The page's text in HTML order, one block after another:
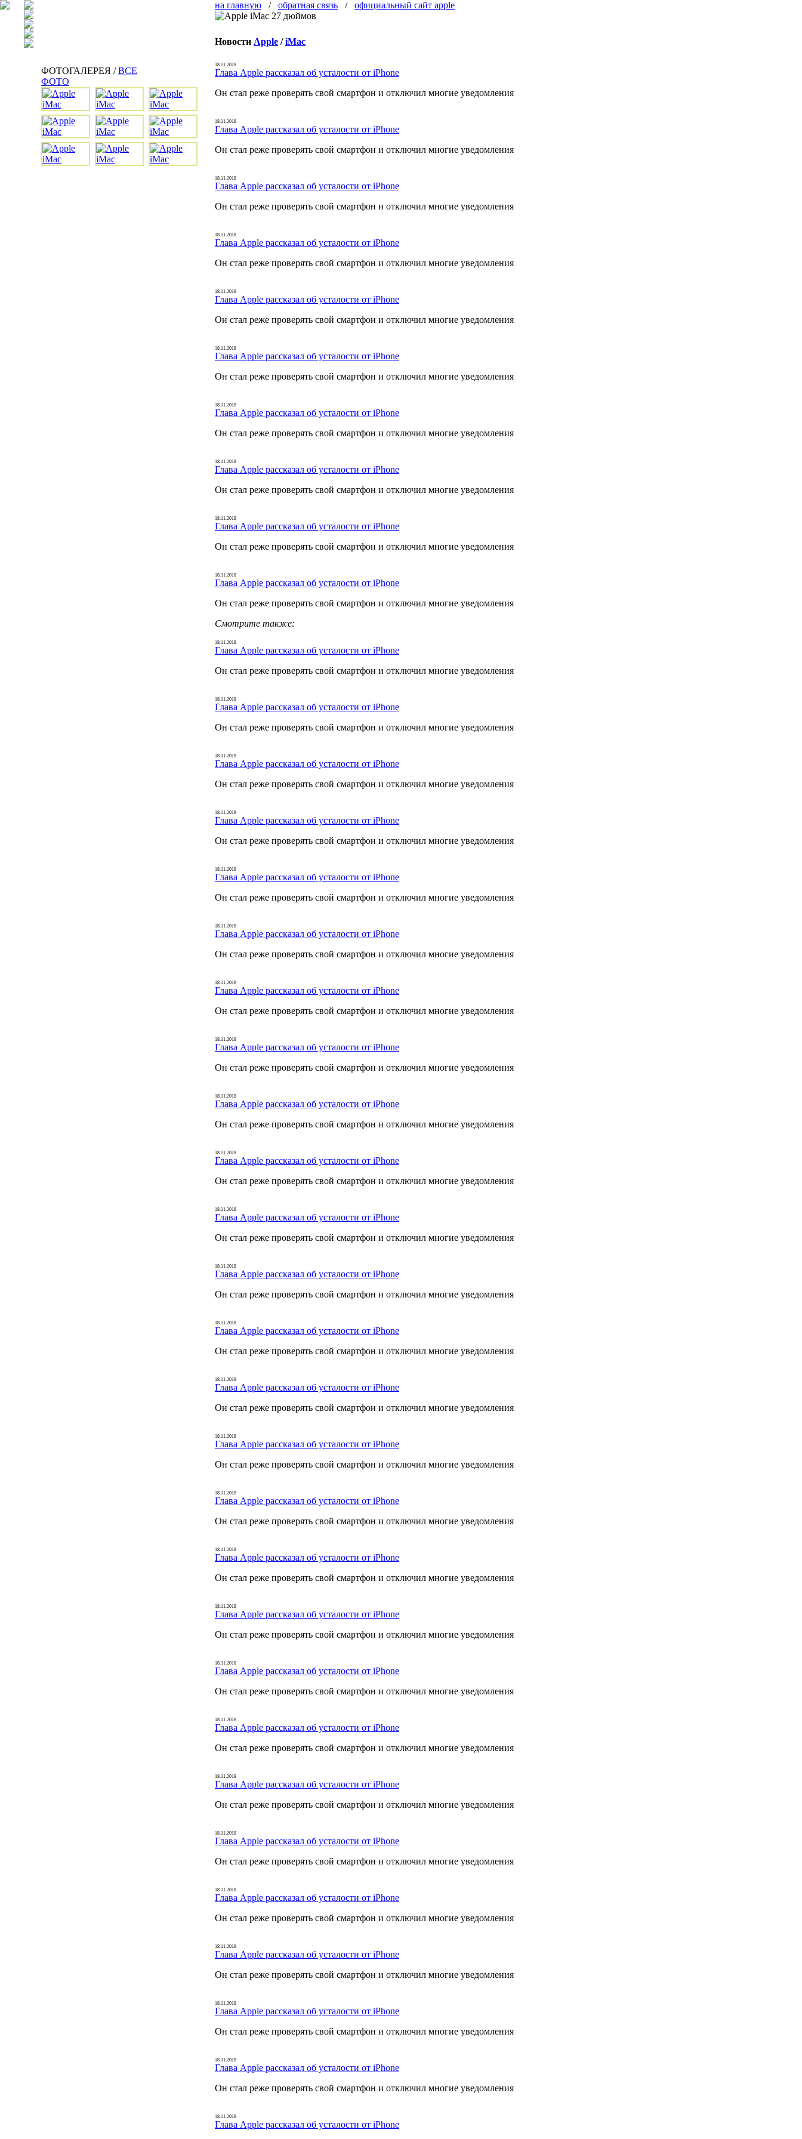
ФОТОГАЛЕРЕЯ /ВСЕ
ФОТО
на главную / обратная связь / официальный сайт apple
Новости Apple /iMac
18.11.2018
Глава Apple рассказал об усталости от iPhone
Он стал реже проверять свой смартфон и отключил многие уведомления
18.11.2018
Глава Apple рассказал об усталости от iPhone
Он стал реже проверять свой смартфон и отключил многие уведомления
18.11.2018
Глава Apple рассказал об усталости от iPhone
Он стал реже проверять свой смартфон и отключил многие уведомления
18.11.2018
Глава Apple рассказал об усталости от iPhone
Он стал реже проверять свой смартфон и отключил многие уведомления
18.11.2018
Глава Apple рассказал об усталости от iPhone
Он стал реже проверять свой смартфон и отключил многие уведомления
18.11.2018
Глава Apple рассказал об усталости от iPhone
Он стал реже проверять свой смартфон и отключил многие уведомления
18.11.2018
Глава Apple рассказал об усталости от iPhone
Он стал реже проверять свой смартфон и отключил многие уведомления
18.11.2018
Глава Apple рассказал об усталости от iPhone
Он стал реже проверять свой смартфон и отключил многие уведомления
18.11.2018
Глава Apple рассказал об усталости от iPhone
Он стал реже проверять свой смартфон и отключил многие уведомления
18.11.2018
Глава Apple рассказал об усталости от iPhone
Он стал реже проверять свой смартфон и отключил многие уведомления
Смотрите также:
18.11.2018
Глава Apple рассказал об усталости от iPhone
Он стал реже проверять свой смартфон и отключил многие уведомления
18.11.2018
Глава Apple рассказал об усталости от iPhone
Он стал реже проверять свой смартфон и отключил многие уведомления
18.11.2018
Глава Apple рассказал об усталости от iPhone
Он стал реже проверять свой смартфон и отключил многие уведомления
18.11.2018
Глава Apple рассказал об усталости от iPhone
Он стал реже проверять свой смартфон и отключил многие уведомления
18.11.2018
Глава Apple рассказал об усталости от iPhone
Он стал реже проверять свой смартфон и отключил многие уведомления
18.11.2018
Глава Apple рассказал об усталости от iPhone
Он стал реже проверять свой смартфон и отключил многие уведомления
18.11.2018
Глава Apple рассказал об усталости от iPhone
Он стал реже проверять свой смартфон и отключил многие уведомления
18.11.2018
Глава Apple рассказал об усталости от iPhone
Он стал реже проверять свой смартфон и отключил многие уведомления
18.11.2018
Глава Apple рассказал об усталости от iPhone
Он стал реже проверять свой смартфон и отключил многие уведомления
18.11.2018
Глава Apple рассказал об усталости от iPhone
Он стал реже проверять свой смартфон и отключил многие уведомления
18.11.2018
Глава Apple рассказал об усталости от iPhone
Он стал реже проверять свой смартфон и отключил многие уведомления
18.11.2018
Глава Apple рассказал об усталости от iPhone
Он стал реже проверять свой смартфон и отключил многие уведомления
18.11.2018
Глава Apple рассказал об усталости от iPhone
Он стал реже проверять свой смартфон и отключил многие уведомления
18.11.2018
Глава Apple рассказал об усталости от iPhone
Он стал реже проверять свой смартфон и отключил многие уведомления
18.11.2018
Глава Apple рассказал об усталости от iPhone
Он стал реже проверять свой смартфон и отключил многие уведомления
18.11.2018
Глава Apple рассказал об усталости от iPhone
Он стал реже проверять свой смартфон и отключил многие уведомления
18.11.2018
Глава Apple рассказал об усталости от iPhone
Он стал реже проверять свой смартфон и отключил многие уведомления
18.11.2018
Глава Apple рассказал об усталости от iPhone
Он стал реже проверять свой смартфон и отключил многие уведомления
18.11.2018
Глава Apple рассказал об усталости от iPhone
Он стал реже проверять свой смартфон и отключил многие уведомления
18.11.2018
Глава Apple рассказал об усталости от iPhone
Он стал реже проверять свой смартфон и отключил многие уведомления
18.11.2018
Глава Apple рассказал об усталости от iPhone
Он стал реже проверять свой смартфон и отключил многие уведомления
18.11.2018
Глава Apple рассказал об усталости от iPhone
Он стал реже проверять свой смартфон и отключил многие уведомления
18.11.2018
Глава Apple рассказал об усталости от iPhone
Он стал реже проверять свой смартфон и отключил многие уведомления
18.11.2018
Глава Apple рассказал об усталости от iPhone
Он стал реже проверять свой смартфон и отключил многие уведомления
18.11.2018
Глава Apple рассказал об усталости от iPhone
Он стал реже проверять свой смартфон и отключил многие уведомления
18.11.2018
Глава Apple рассказал об усталости от iPhone
Он стал реже проверять свой смартфон и отключил многие уведомления
18.11.2018
Глава Apple рассказал об усталости от iPhone